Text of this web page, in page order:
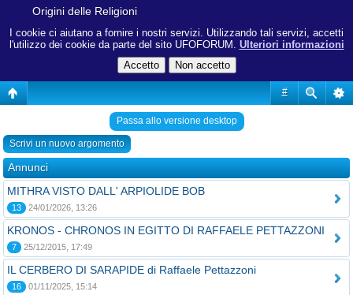
I cookie ci aiutano a fornire i nostri servizi. Utilizzando tali servizi, accetti
l'utilizzo dei cookie da parte del sito UFOFORUM. Ulteriori informazioni
#
Origini delle Religioni
Passa allo versione desktop
Scrivi un nuovo argomento
Annunci
MITHRA VISTO DALL' ARPIOLIDE BOB
13 24/01/2026, 13:26
KRONOS - CHRONOS IN EGITTO DI RAFFAELE PETTAZZONI
7 25/12/2015, 17:49
IL CERBERO DI SARAPIDE di Raffaele Pettazzoni
16 01/11/2025, 15:14